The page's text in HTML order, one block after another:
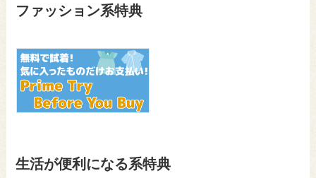
ファッション系特典
生活が便利になる系特典